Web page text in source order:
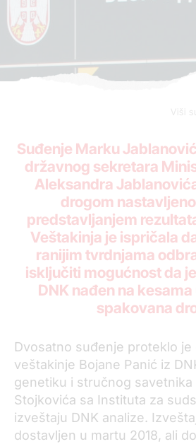
Viši
Suđenje Marku
državnog sekretara
Aleksandra
drogom
predstavljanjem
Veštakinja je ispričala
ranijim tvrdnjama
isključiti mogućnost da
DNK nađen na
spakovana
Dvosatno suđenje proteklo je
veštakinje Bojane Panić iz
genetiku i stručnog savetnika
Stojkovića sa Instituta za
izveštaju DNK analize.
dostavljen u martu 2018, ali